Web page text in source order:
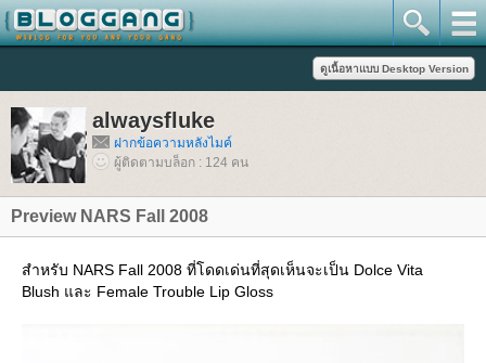
alwaysfluke
ฝากข้อความหลังไมค์
ผู้ติดตามบล็อก : 124 คน
Preview NARS Fall 2008
สำหรับ NARS Fall 2008 ที่โดดเด่นที่สุดเห็นจะเป็น Dolce Vita
Blush และ Female Trouble Lip Gloss